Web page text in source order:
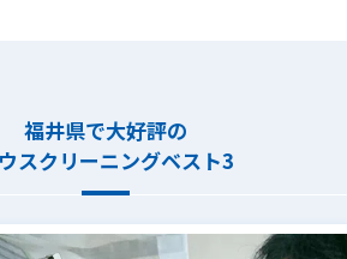
福井県で大好評の
スクリーニングベスト3